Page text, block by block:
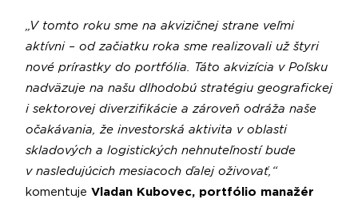
„V tomto roku sme na akvizičnej strane veľmi
aktívni – od začiatku roka sme realizovali už štyri
nové prírastky do portfólia. Táto akvizícia v Poľsku
nadväzuje na našu dlhodobú stratégiu geografickej
i sektorovej diverzifikácie a zároveň odráža naše
očakávania, že investorská aktivita v oblasti
skladových a logistických nehnuteľností bude
v nasledujúcich mesiacoch ďalej oživovať,“
komentuje Vladan Kubovec, portfólio manažér